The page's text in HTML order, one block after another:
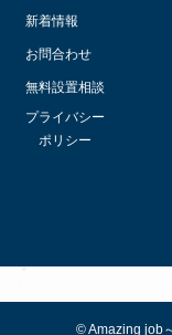
新着情報
お問合わせ
無料設置相談
プライバシー
ポリシー
©Amazing job